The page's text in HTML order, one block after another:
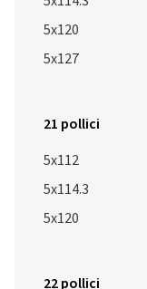
5x120
5x127
21 pollici
5x112
5x114.3
5x120
22 pollici